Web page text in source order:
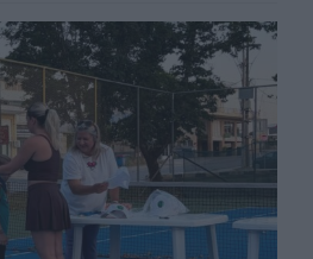
ρ
α
σ
τε
ίτ
ε